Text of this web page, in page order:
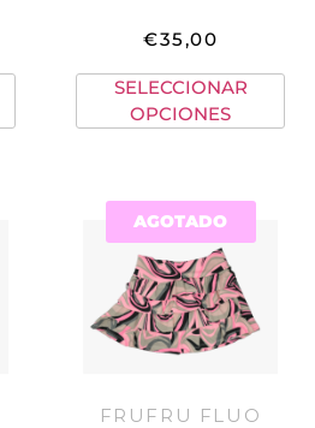
€35,00
SELECCIONAR
OPCIONES
AGOTADO
FRUFRU FLUO